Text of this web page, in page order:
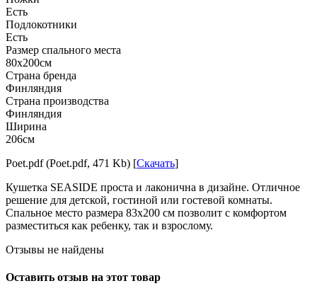
Есть
Подлокотники
Есть
Размер спального места
80х200см
Страна бренда
Финляндия
Страна производства
Финляндия
Ширина
206см
Poet.pdf (Poet.pdf, 471 Kb) [Скачать]
Кушетка SEASIDE проста и лаконична в дизайне. Отличное
решение для детской, гостиной или гостевой комнаты.
Спальное место размера 83х200 см позволит с комфортом
разместиться как ребенку, так и взрослому.
Отзывы не найдены
Оставить отзыв на этот товар